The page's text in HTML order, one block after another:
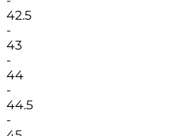
42.5
-
43
-
44
-
44.5
-